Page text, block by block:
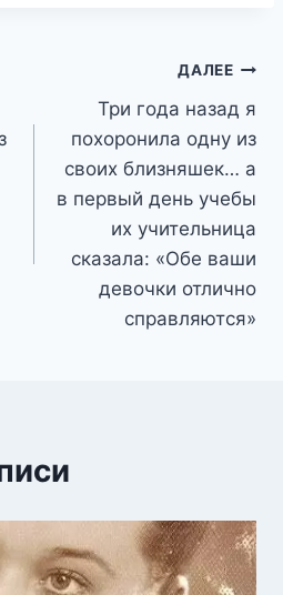
ДАЛЕЕ
Три года назад я
похоронила одну из
своих близняшек… а
в первый день учебы
их учительница
сказала: «Обе ваши
девочки отлично
справляются»